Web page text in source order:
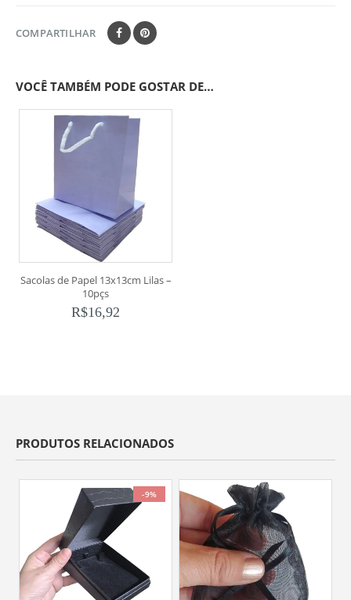
COMPARTILHAR
VOCÊ TAMBÉM PODE GOSTAR DE…
Sacolas de Papel 13x13cm Lilas –
10pçs
R$16,92
PRODUTOS RELACIONADOS
-9%